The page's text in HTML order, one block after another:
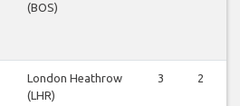
(BOS)
London Heathrow
(LHR)
3 2